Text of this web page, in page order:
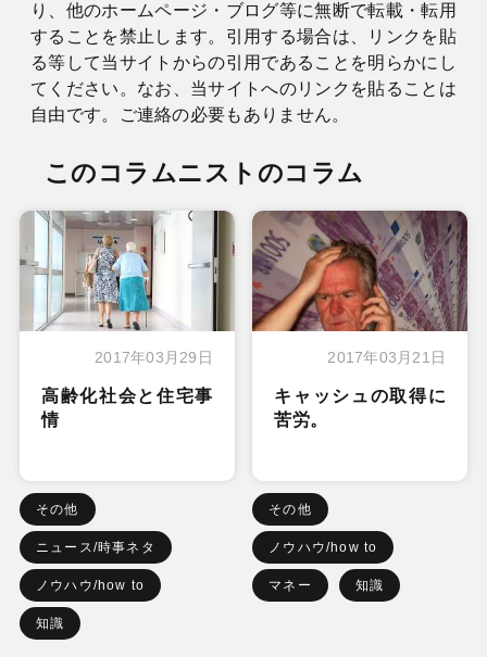
り、他のホームページ・ブログ等に無断で転載・転用
することを禁止します。引用する場合は、リンクを貼
る等して当サイトからの引用であることを明らかにし
てください。なお、当サイトへのリンクを貼ることは
自由です。ご連絡の必要もありません。
このコラムニストのコラム
2017年03月29日
高齢化社会と住宅事
情
その他
ニュース/時事ネタ
ノウハウ/how to
知識
2017年03月21日
キャッシュの取得に
苦労。
その他
ノウハウ/how to
マネー 知識